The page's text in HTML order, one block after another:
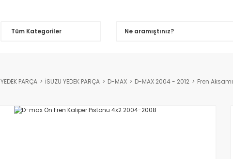
Tüm Kategoriler
YEDEK PARÇA İSUZU YEDEK PARÇA D-MAX D-MAX 2004 - 2012 Fren Aksamı